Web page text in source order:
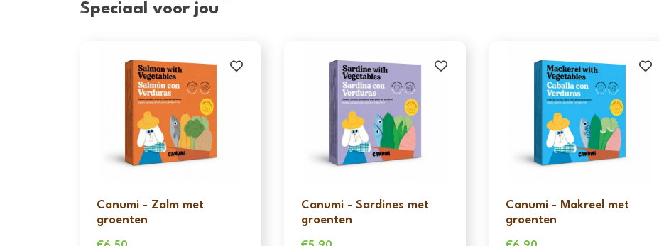
Speciaal voor jou
Canumi - Zalm met
groenten
Canumi - Sardines met
groenten
Canumi - Makreel met
groenten